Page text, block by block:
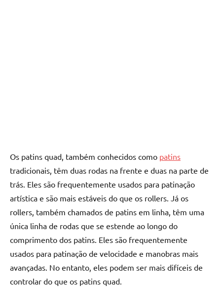
Os patins quad, também conhecidos como patins
tradicionais, têm duas rodas na frente e duas na parte de
trás. Eles são frequentemente usados para patinação
artística e são mais estáveis do que os rollers. Já os
rollers, também chamados de patins em linha, têm uma
única linha de rodas que se estende ao longo do
comprimento dos patins. Eles são frequentemente
usados para patinação de velocidade e manobras mais
avançadas. No entanto, eles podem ser mais difíceis de
controlar do que os patins quad.